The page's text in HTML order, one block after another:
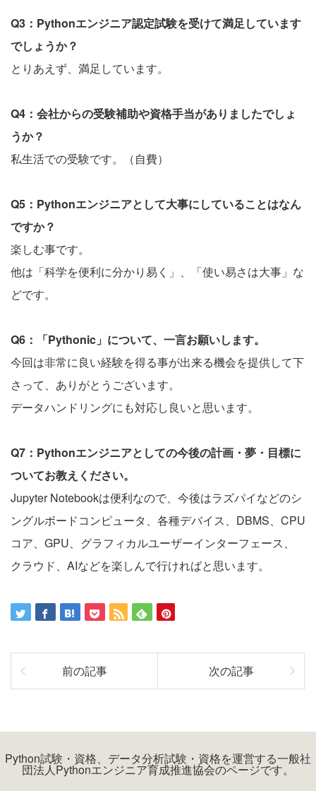
Q3：Pythonエンジニア認定試験を受けて満足しています
でしょうか？
とりあえず、満足しています。
Q4：会社からの受験補助や資格手当がありましたでしょ
うか？
私生活での受験です。（自費）
Q5：Pythonエンジニアとして大事にしていることはなん
ですか？
楽しむ事です。
他は「科学を便利に分かり易く」、「使い易さは大事」な
どです。
Q6：「Pythonic」について、一言お願いします。
今回は非常に良い経験を得る事が出来る機会を提供して下
さって、ありがとうございます。
データハンドリングにも対応し良いと思います。
Q7：Pythonエンジニアとしての今後の計画・夢・目標に
ついてお教えください。
Jupyter Notebookは便利なので、今後はラズパイなどのシ
ングルボードコンピュータ、各種デバイス、DBMS、CPU
コア、GPU、グラフィカルユーザーインターフェース、
クラウド、AIなどを楽しんで行ければと思います。
前の記事 次の記事
Python試験・資格、データ分析試験・資格を運営する一般社
団法人Pythonエンジニア育成推進協会のページです。